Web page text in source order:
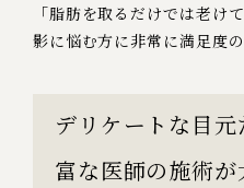
「脂肪を取るだけでは老け
影に悩む方に非常に満足度の
デリケートな目
富な医師の施術が